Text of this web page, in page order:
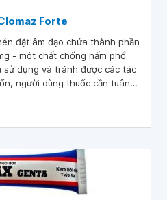
Forte
đặt âm đạo chứa thành phần
- một chất chống nấm phổ
sử dụng và tránh được các tác
người dùng thuốc cần tuân